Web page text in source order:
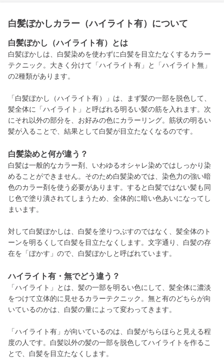
白髪ぼかしカラー（ハイライト有）について
白髪ぼかし（ハイライト有）とは
白髪ぼかしは、白髪染めを使わずに白髪を目立たなくするカラー
テクニック。大きく分けて「ハイライト有」と「ハイライト無」
の2種類があります。
「白髪ぼかし（ハイライト有）」は、まず髪の一部を脱色して、
髪全体に「ハイライト」と呼ばれる明るい髪の筋を入れます。次
にそれ以外の部分を、お好みの色にカラーリング。筋状の明るい
髪が入ることで、結果として白髪が目立たなくなるのです。
白髪染めと何が違う？
白髪は一般的なカラー剤、いわゆるオシャレ染めではしっかり染
めることができません。そのため白髪染めでは、染色力の強い暗
色のカラー剤を使う必要があります。すると白髪ではない髪も同
じ色で塗り潰されてしまうため、全体的に暗い色あいになってし
まいます。
対して白髪ぼかしは、白髪を塗りつぶすのではなく、髪全体のト
ーンを明るくして白髪を目立たなくします。文字通り、白髪の存
在を「ぼかす」ので、白髪ぼかしと呼ばれています。
ハイライト有・無でどう違う？
「ハイライト」とは、髪の一部を明るい色にして、髪全体に濃淡
をつけて立体的に見せるカラーテクニック。無と有のどちらが向
いているのかは、白髪の量によって変わってきます。
「ハイライト有」が向いているのは、白髪がちらほらと見える程
度の人です。白髪以外の髪の一部を脱色してハイライトを作るこ
とで、白髪を目立たなくします。